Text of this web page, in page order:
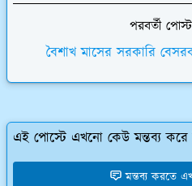
পরবর্তী
বৈশাখ মাসের সরকারি
এই পোস্টে এখনো কেউ মন্তব্য করে
মন্তব্য করতে